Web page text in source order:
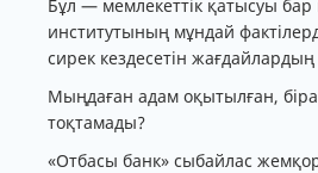
Бұл — мемлекеттік қатысуы
институтының мұндай
сирек кездесетін жағдайлардың
Мыңдаған адам оқытылған,
тоқтамады?
«Отбасы банк» сыбайлас